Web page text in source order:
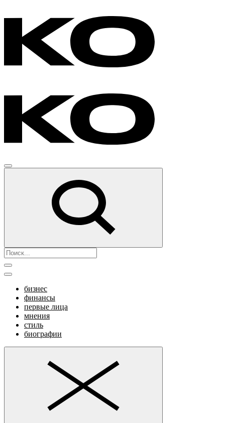
бизнес
финансы
первые лица
мнения
стиль
биографии